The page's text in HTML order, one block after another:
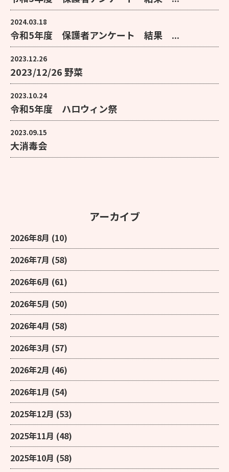
2024.03.18
令和5年度 保護者アンケート 結果 ...
2023.12.26
2023/12/26 野菜
2023.10.24
令和5年度 ハロウィン祭
2023.09.15
大消毒会
アーカイブ
2026年8月 (10)
2026年7月 (58)
2026年6月 (61)
2026年5月 (50)
2026年4月 (58)
2026年3月 (57)
2026年2月 (46)
2026年1月 (54)
2025年12月 (53)
2025年11月 (48)
2025年10月 (58)